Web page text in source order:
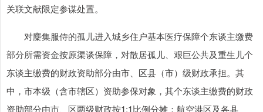
关联文献限定参谋处置。
对麇集服侍的孤儿进入城乡住户基本医疗保障个东谈主缴费
部分所需资金按原渠谈保障，对散居孤儿、艰巨公共及重生儿个
东谈主缴费的财政资助部分由市、区县（市）级财政承担。其
中，市本级（含市辖区）资助参保对象，其个东谈主缴费的财政
资助部分由市、区两级财政按1:1比例分摊；航空港区及各县